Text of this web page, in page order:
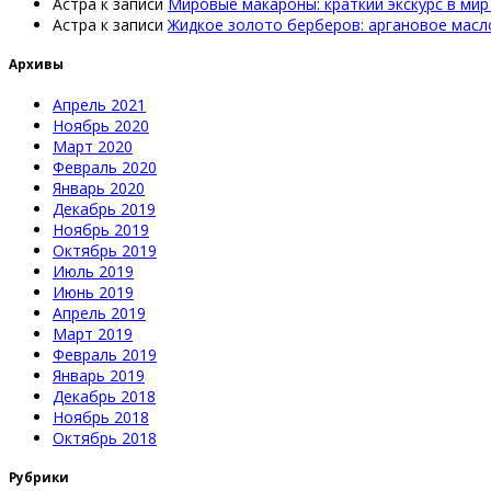
Астра к записи Жидкое золото берберов: аргановое
Архивы
Апрель 2021
Ноябрь 2020
Март 2020
Февраль 2020
Январь 2020
Декабрь 2019
Ноябрь 2019
Октябрь 2019
Июль 2019
Июнь 2019
Апрель 2019
Март 2019
Февраль 2019
Январь 2019
Декабрь 2018
Ноябрь 2018
Октябрь 2018
Рубрики